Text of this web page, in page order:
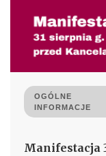
OGÓLNE
INFORMACJE
Manifestacja